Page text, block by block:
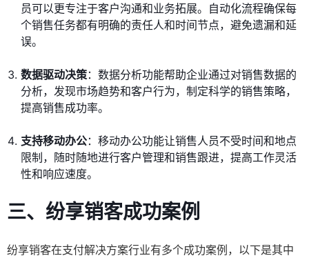
员可以更专注于客户沟通和业务拓展。自动化流程确保每
个销售任务都有明确的责任人和时间节点，避免遗漏和延
误。
数据驱动决策：数据分析功能帮助企业通过对销售数据的
分析，发现市场趋势和客户行为，制定科学的销售策略，
提高销售成功率。
支持移动办公：移动办公功能让销售人员不受时间和地点
限制，随时随地进行客户管理和销售跟进，提高工作灵活
性和响应速度。
三、纷享销客成功案例
纷享销客在支付解决方案行业有多个成功案例，以下是其中